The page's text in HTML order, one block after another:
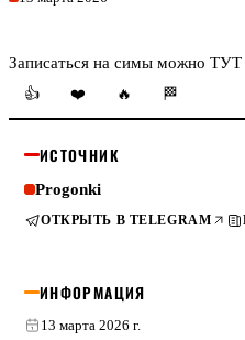
Записаться на симы можно ТУТ
👍
❤️ 🔥 🏁
ИСТОЧНИК
Progonki
ОТКРЫТЬ В TELEGRAM
ИНФОРМАЦИЯ
13 марта 2026 г.